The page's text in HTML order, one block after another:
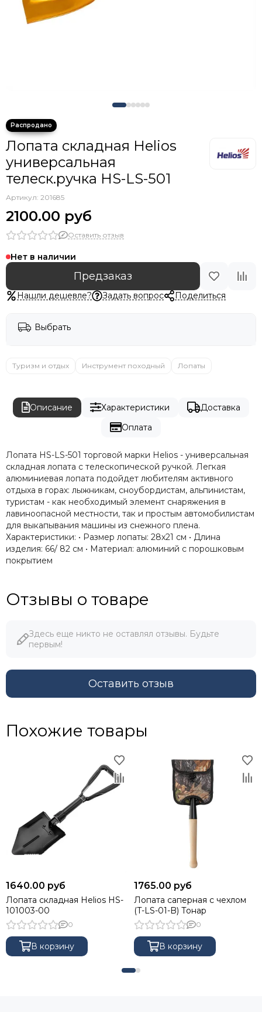
Гермомешки
Инструмент походный
Лопата складная Helios
универсальная
телеск.ручка HS-LS-501
Артикул: 201685
2100.00 руб
Оставить отзыв
Нет в наличии
Предзаказ
Нашли дешевле? Задать вопрос Поделиться
Выбрать
Туризм и отдых Инструмент походный Лопаты
Описание Характеристики
Доставка
Оплата
Лопата HS-LS-501 торговой марки Helios - универсальная
складная лопата с телескопической ручкой. Легкая
алюминиевая лопата подойдет любителям активного
отдыха в горах: лыжникам, сноубордистам, альпинистам,
туристам - как необходимый элемент снаряжения в
лавиноопасной местности, так и простым автомобилистам
для выкапывания машины из снежного плена.
Характеристики: • Размер лопаты: 28х21 см • Длина
изделия: 66/ 82 см • Материал: алюминий с порошковым
покрытием
Отзывы о товаре
Здесь еще никто не оставлял отзывы. Будьте
первым!
Оставить отзыв
Похожие товары
1640.00 руб
Лопата складная Helios HS-
101003-00
0
В корзину
1765.00 руб
Лопата саперная с чехлом
(T-LS-01-B) Тонар
0
В корзину